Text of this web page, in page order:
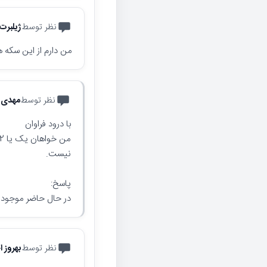
نظر توسط
من دارم از این سکه
نظر توسط
با درود فراوان
نیست.
پاسخ:
در حال حاضر
نظر توسط